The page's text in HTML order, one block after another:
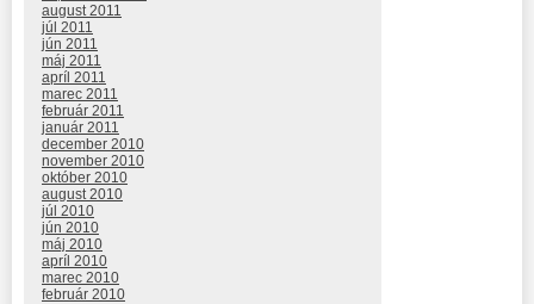
august 2011
júl 2011
jún 2011
máj 2011
apríl 2011
marec 2011
február 2011
január 2011
december 2010
november 2010
október 2010
august 2010
júl 2010
jún 2010
máj 2010
apríl 2010
marec 2010
február 2010